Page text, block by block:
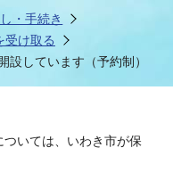
・手続き
受け取る
設しています（予約制）
いては、いわき市が保